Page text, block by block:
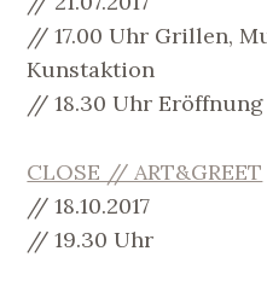
// 17.00 Uhr Grillen,
Kunstaktion
// 18.30 Uhr
CLOSE // ART&GREET
// 18.10.2017
// 19.30 Uhr